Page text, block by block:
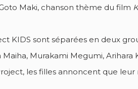
Maki, chanson thème du film
KIDS sont séparées en deux
Murakami Megumi, Arihara
les filles annoncent que